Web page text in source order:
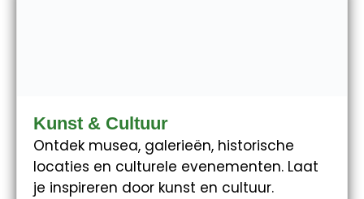
Kunst & Cultuur
Ontdek musea, galerieën, historische
locaties en culturele evenementen. Laat
je inspireren door kunst en cultuur.